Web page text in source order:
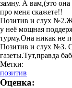
замну. А вам,(это
про меня скажете!!
Позитив и слух
у неё мощная
турму.Она никак не
Позитив и слух №3.
газеты.Тут,правда
Метки:
позитив
Оценка: